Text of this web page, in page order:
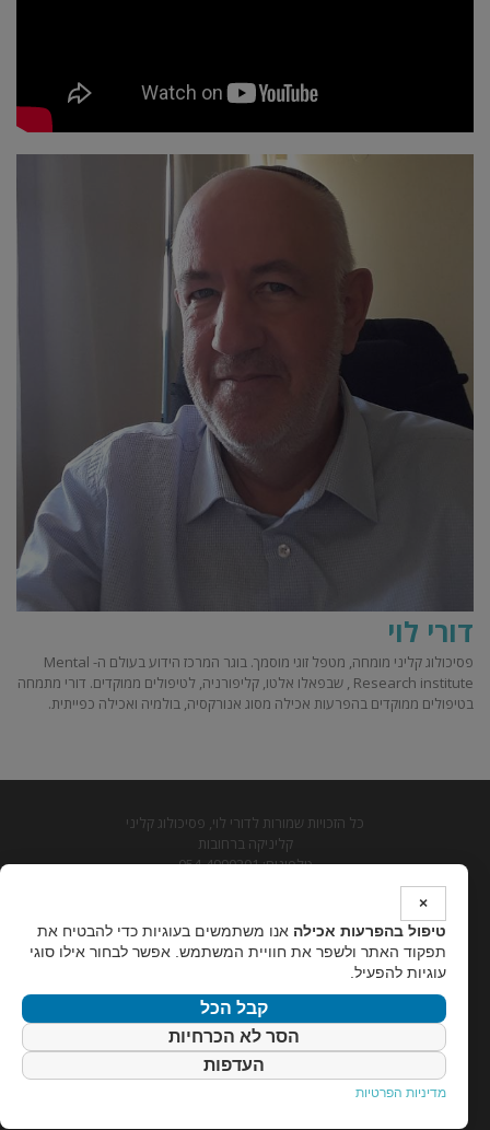
דורי לוי
פסיכולוג קליני מומחה, מטפל זוגי מוסמך. בוגר המרכז הידוע בעולם ה- Mental
Research institute , שבפאלו אלטו, קליפורניה, לטיפולים ממוקדים. דורי מתמחה
בטיפולים ממוקדים בהפרעות אכילה מסוג אנורקסיה, בולמיה ואכילה כפייתית.
כל הזכויות שמורות לדורי לוי, פסיכולוג קליני
קליניקה ברחובות
טלפונים: 054-4990201
טיפול בהפרעות אכילה
×
טיפול בהפרעות אכילה אנו משתמשים בעוגיות כדי להבטיח את
תפקוד האתר ולשפר את חוויית המשתמש. אפשר לבחור אילו סוגי
עוגיות להפעיל.
קבל הכל
הסר לא הכרחיות
העדפות
מדיניות הפרטיותגלילה
לראש